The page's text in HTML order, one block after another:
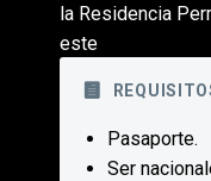
la Residencia
este
Pasaporte.
Ser